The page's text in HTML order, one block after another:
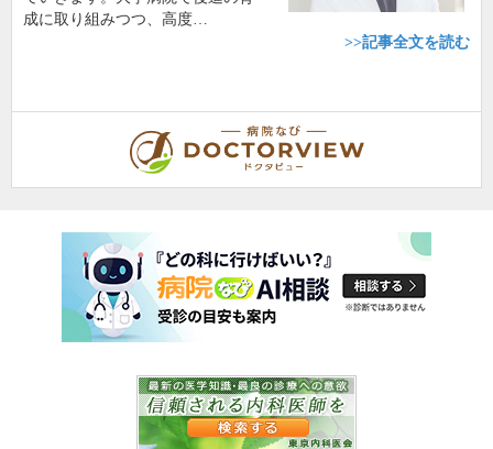
成に取り組みつつ、高度…
>>記事全文を読む